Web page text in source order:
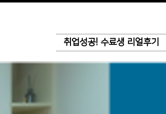
취업성공! 수료생 리얼후기